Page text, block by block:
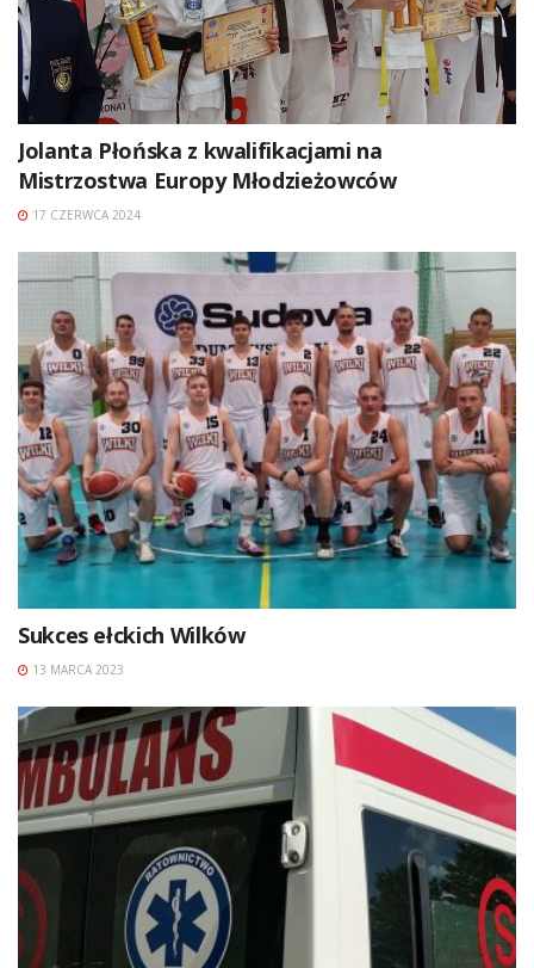
Jolanta Płońska z kwalifikacjami na
Mistrzostwa Europy Młodzieżowców
17 CZERWCA 2024
Sukces ełckich Wilków
13 MARCA 2023